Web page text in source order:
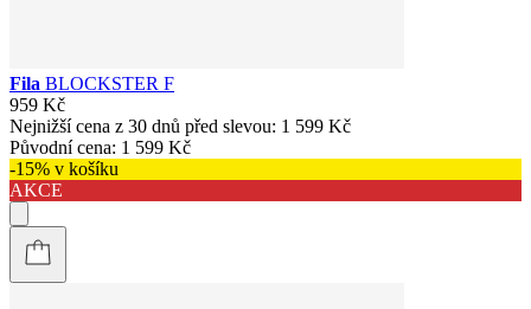
Fila BLOCKSTER F
959 Kč
Nejnižší cena z 30 dnů před slevou: 1 599 Kč
Původní cena: 1 599 Kč
-15% v košíku
AKCE